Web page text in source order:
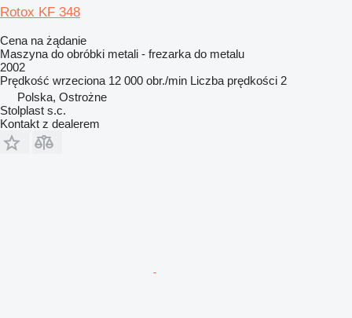
Rotox KF 348
Cena na żądanie
Maszyna do obróbki metali - frezarka do metalu
2002
Prędkość wrzeciona 12 000 obr./min Liczba prędkości 2
Polska, Ostrożne
Stolplast s.c.
Kontakt z dealerem